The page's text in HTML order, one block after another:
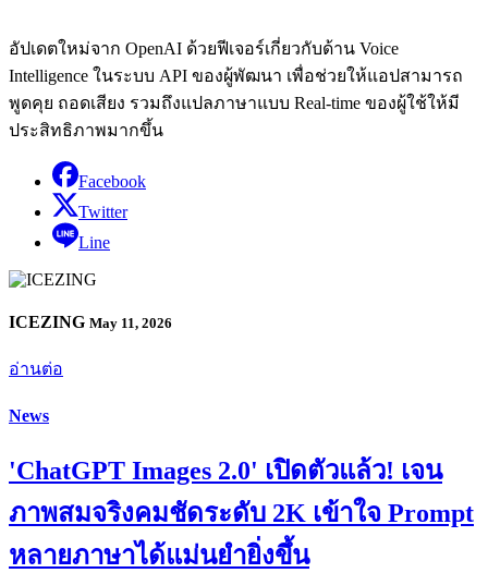
อัปเดตใหม่จาก OpenAI ด้วยฟีเจอร์เกี่ยวกับด้าน Voice
Intelligence ในระบบ API ของผู้พัฒนา เพื่อช่วยให้แอปสามารถ
พูดคุย ถอดเสียง รวมถึงแปลภาษาแบบ Real-time ของผู้ใช้ให้มี
ประสิทธิภาพมากขึ้น
Facebook
Twitter
Line
ICEZING May 11, 2026
อ่านต่อ
News
'ChatGPT Images 2.0' เปิดตัวแล้ว! เจน
ภาพสมจริงคมชัดระดับ 2K เข้าใจ Prompt
หลายภาษาได้แม่นยำยิ่งขึ้น